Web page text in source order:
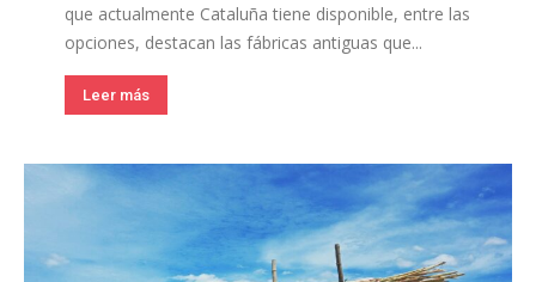
que actualmente Cataluña tiene disponible, entre las
opciones, destacan las fábricas antiguas que...
Leer más